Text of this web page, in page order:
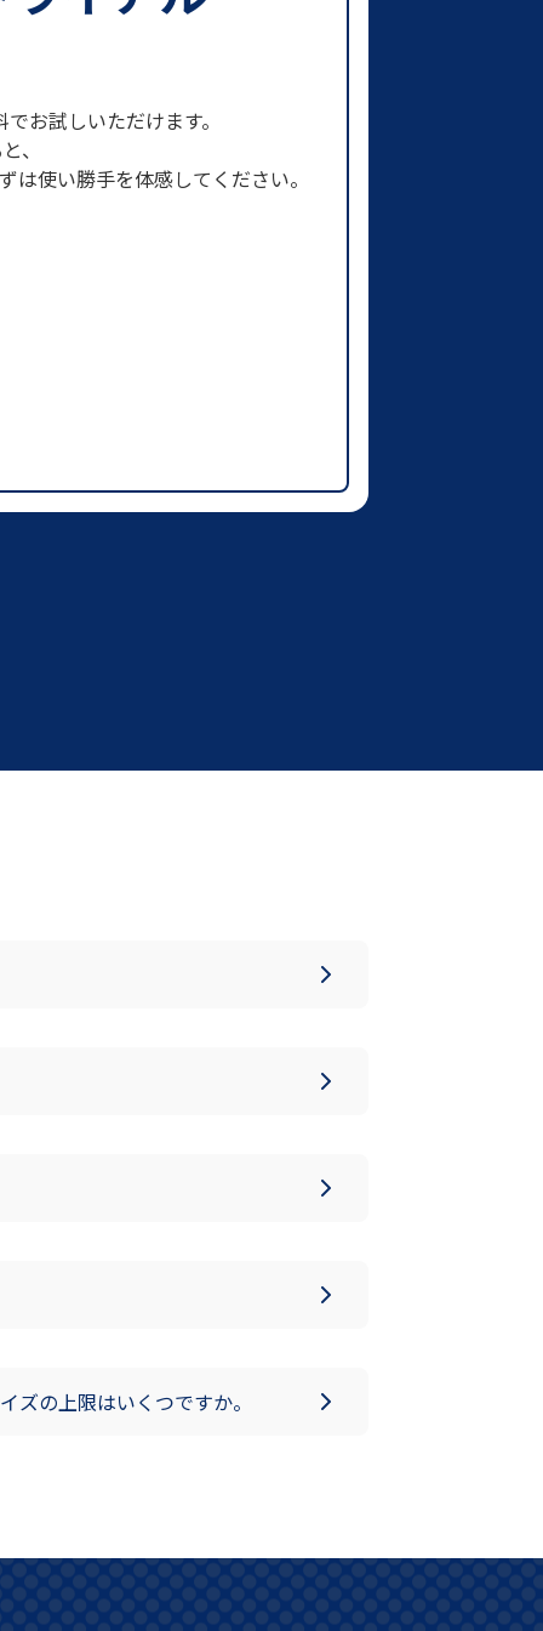
お試しいただけます。
、
は使い勝手を体感してください。
の上限はいくつですか。